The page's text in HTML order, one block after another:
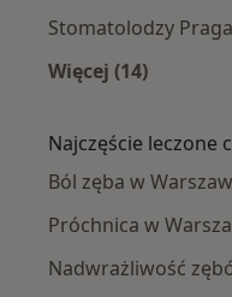
Stomatolodzy
Więcej (14)
Najczęście leczone
Ból zęba w
Próchnica w
Nadwrażliwość